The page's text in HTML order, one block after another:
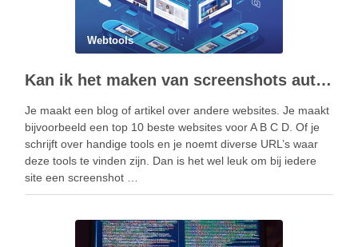
Webtools
Kan ik het maken van screenshots automatiseren?
Je maakt een blog of artikel over andere websites. Je maakt
bijvoorbeeld een top 10 beste websites voor A B C D. Of je
schrijft over handige tools en je noemt diverse URL’s waar
deze tools te vinden zijn. Dan is het wel leuk om bij iedere
site een screenshot …